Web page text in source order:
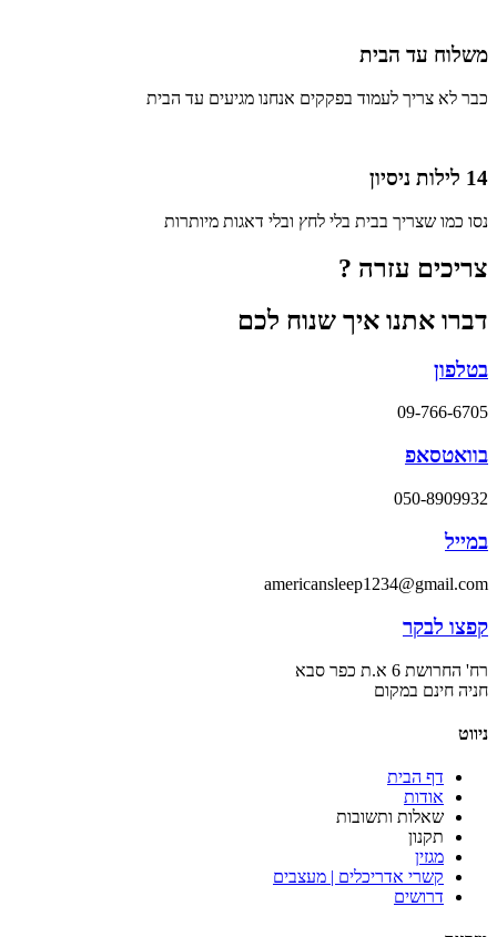
משלוח עד הבית
כבר לא צריך לעמוד בפקקים אנחנו מגיעים עד הבית
14 לילות ניסיון
נסו כמו שצריך בבית בלי לחץ ובלי דאגות מיותרות
צריכים עזרה ?
דברו אתנו איך שנוח לכם
בטלפון
09-766-6705
בוואטסאפ
050-8909932
במייל
americansleep1234@gmail.com
קפצו לבקר
רח' החרושת 6 א.ת כפר סבא
חניה חינם במקום
ניווט
דף הבית
אודות
שאלות ותשובות
תקנון
מגזין
קשרי אדריכלים | מעצבים
דרושים